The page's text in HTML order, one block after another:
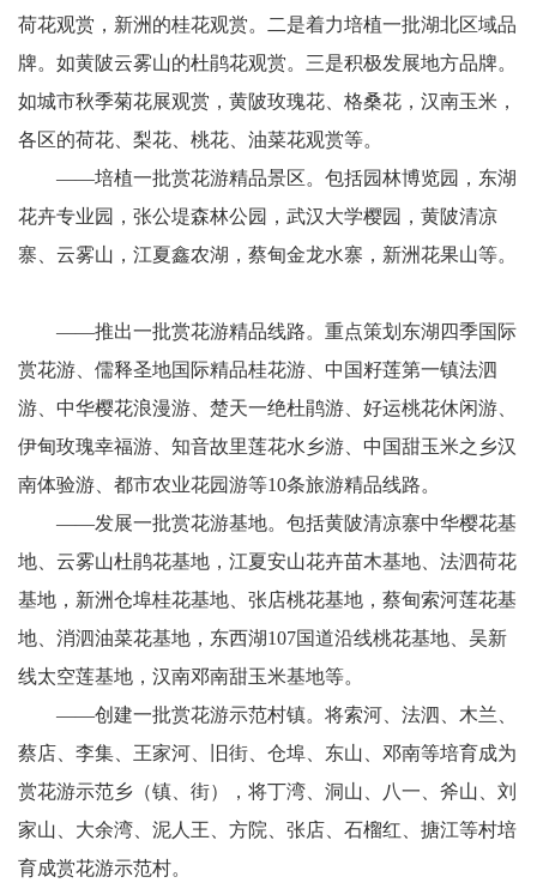
荷花观赏，新洲的桂花观赏。二是着力培植一批湖北区域品
牌。如黄陂云雾山的杜鹃花观赏。三是积极发展地方品牌。
如城市秋季菊花展观赏，黄陂玫瑰花、格桑花，汉南玉米，
各区的荷花、梨花、桃花、油菜花观赏等。
——培植一批赏花游精品景区。包括园林博览园，东湖
花卉专业园，张公堤森林公园，武汉大学樱园，黄陂清凉
寨、云雾山，江夏鑫农湖，蔡甸金龙水寨，新洲花果山等。
——推出一批赏花游精品线路。重点策划东湖四季国际
赏花游、儒释圣地国际精品桂花游、中国籽莲第一镇法泗
游、中华樱花浪漫游、楚天一绝杜鹃游、好运桃花休闲游、
伊甸玫瑰幸福游、知音故里莲花水乡游、中国甜玉米之乡汉
南体验游、都市农业花园游等10条旅游精品线路。
——发展一批赏花游基地。包括黄陂清凉寨中华樱花基
地、云雾山杜鹃花基地，江夏安山花卉苗木基地、法泗荷花
基地，新洲仓埠桂花基地、张店桃花基地，蔡甸索河莲花基
地、消泗油菜花基地，东西湖107国道沿线桃花基地、吴新
线太空莲基地，汉南邓南甜玉米基地等。
——创建一批赏花游示范村镇。将索河、法泗、木兰、
蔡店、李集、王家河、旧街、仓埠、东山、邓南等培育成为
赏花游示范乡（镇、街），将丁湾、洞山、八一、斧山、刘
家山、大余湾、泥人王、方院、张店、石榴红、搪江等村培
育成赏花游示范村。